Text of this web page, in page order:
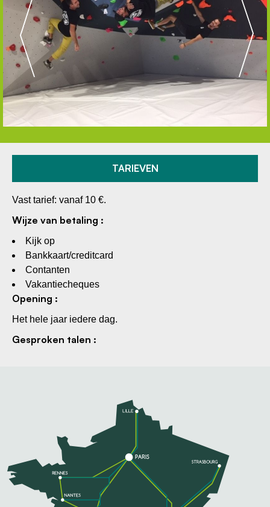
TARIEVEN
Vast tarief: vanaf 10 €.
Wijze van betaling :
Kijk op
Bankkaart/creditcard
Contanten
Vakantiecheques
Opening :
Het hele jaar iedere dag.
Gesproken talen :